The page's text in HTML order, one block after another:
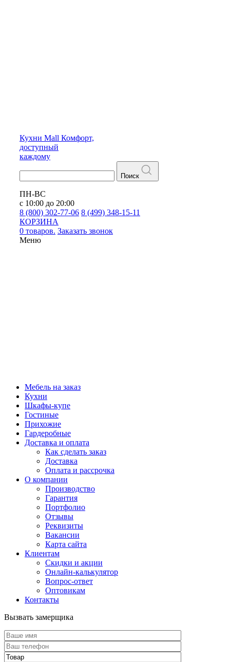
Кухни Mall Комфорт,
доступный
каждому
Поиск
ПН-ВС
с 10:00 до 20:00
8 (800) 302-77-06 8 (499) 348-15-11
КОРЗИНА
0 товаров. Заказать звонок
Меню
Мебель на заказ
Кухни
Шкафы-купе
Гостиные
Прихожие
Гардеробные
Доставка и оплата
Как сделать заказ
Доставка
Оплата и рассрочка
О компании
Производство
Гарантия
Портфолио
Отзывы
Реквизиты
Вакансии
Карта сайта
Клиентам
Скидки и акции
Онлайн-калькулятор
Вопрос-ответ
Оптовикам
Контакты
Вызвать замерщика